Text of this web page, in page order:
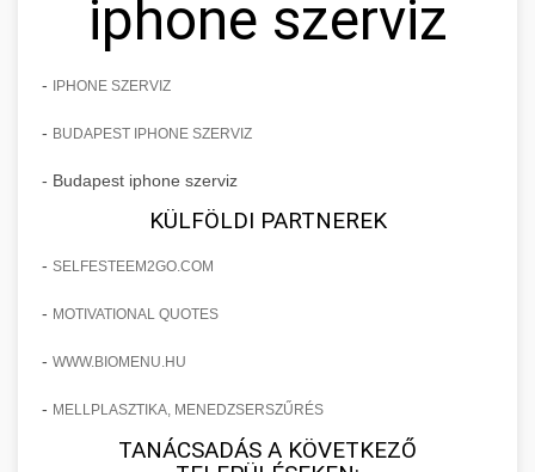
iphone szerviz
- IPHONE SZERVIZ
- BUDAPEST IPHONE SZERVIZ
- Budapest iphone szerviz
KÜLFÖLDI PARTNEREK
- SELFESTEEM2GO.COM
- MOTIVATIONAL QUOTES
- WWW.BIOMENU.HU
- MELLPLASZTIKA, MENEDZSERSZŰRÉS
TANÁCSADÁS A KÖVETKEZŐ